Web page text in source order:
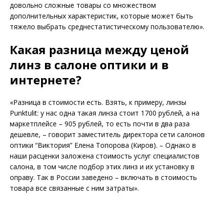
довольно сложные товары со множеством
дополнительных характеристик, которые может быть
тяжело выбрать среднестатистическому пользователю».
Какая разница между ценой
линз в салоне оптики и в
интернете?
«Разница в стоимости есть. Взять, к примеру, линзы
Punktulit: у нас одна такая линза стоит 1700 рублей, а на
маркетплейсе – 905 рублей, то есть почти в два раза
дешевле, – говорит заместитель директора сети салонов
оптики “Виктория” Елена Топорова (Киров). – Однако в
наши расценки заложена стоимость услуг специалистов
салона, в том числе подбор этих линз и их установку в
оправу. Так в России заведено – включать в стоимость
товара все связанные с ним затраты».